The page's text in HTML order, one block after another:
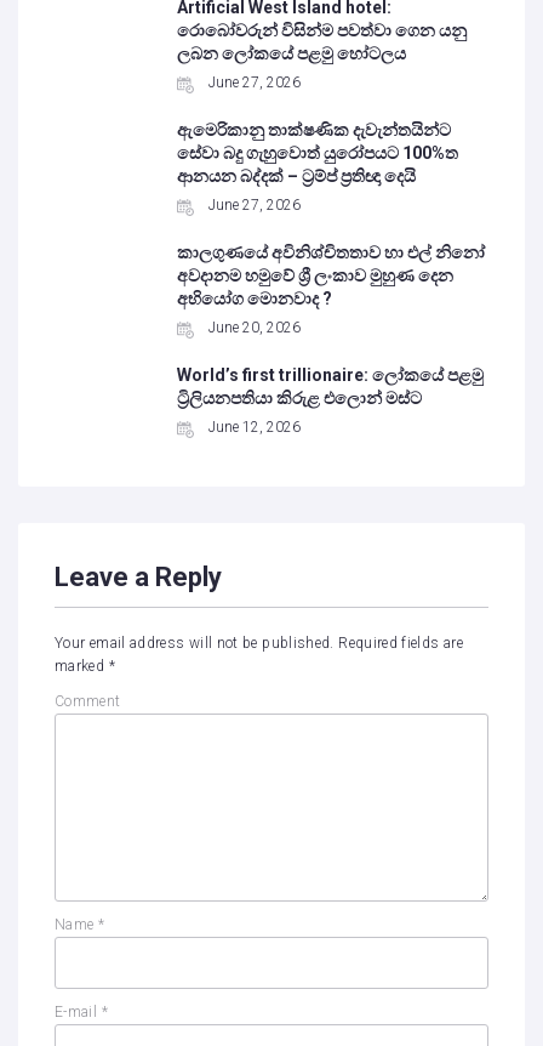
Artificial West Island hotel:
රොබෝවරුන් විසින්ම පවත්වා ගෙන යනු
ලබන ලෝකයේ පළමු හෝටලය
June 27, 2026
ඇමෙරිකානු තාක්ෂණික දැවැන්තයින්ට
සේවා බදු ගැහුවොත් යුරෝපයට 100%ත
ආනයන බද්දක් – ට්‍රම්ප් ප්‍රතිඥා දෙයි
June 27, 2026
කාලගුණයේ අවිනිශ්චිතතාව හා එල් නිනෝ
අවදානම හමුවේ ශ්‍රී ලංකාව මුහුණ දෙන
අභියෝග මොනවාද ?
June 20, 2026
World’s first trillionaire: ලෝකයේ පළමු
ට්‍රිලියනපතියා කිරුළ එලොන් මස්ට
June 12, 2026
Leave a Reply
Your email address will not be published. Required fields are
marked *
Comment
Name *
E-mail *